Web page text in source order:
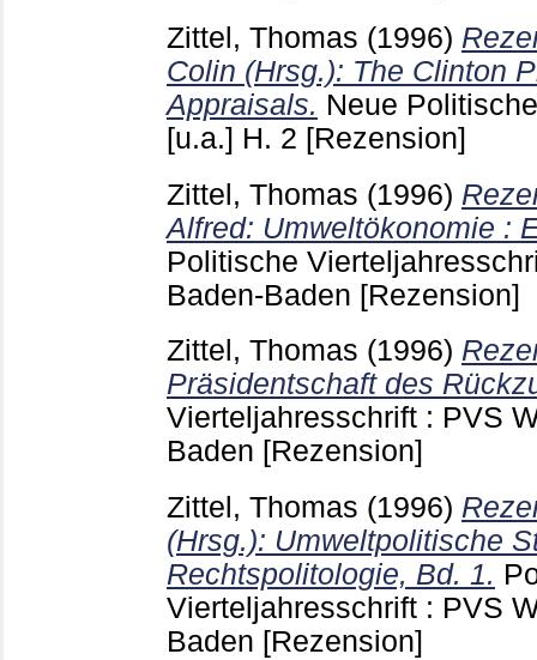
Zittel, Thomas (1996)
Colin (Hrsg.): The Clinton
Appraisals. Neue
[u.a.] H. 2 [Rezension]
Zittel, Thomas (1996)
Alfred: Umweltökonomie :
Politische
Baden-Baden [Rezension]
Zittel, Thomas (1996)
Präsidentschaft des
Vierteljahresschrift : PVS
Baden [Rezension]
Zittel, Thomas (1996)
(Hrsg.): Umweltpolitische
Rechtspolitologie, Bd. 1.
Vierteljahresschrift : PVS
Baden [Rezension]